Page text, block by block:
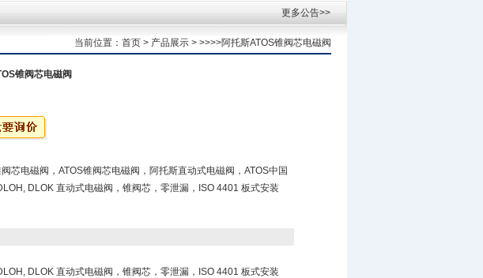
更多公告>>
当前位置： 首页 > 产品展示 > >>>>阿托斯ATOS锥阀芯电磁阀
锥阀芯电磁阀
阀芯电磁阀，ATOS锥阀芯电磁阀，阿托斯直动式电磁阀，ATOS中国
DLOK 直动式电磁阀，锥阀芯，零泄漏，ISO 4401 板式安装
DLOK 直动式电磁阀，锥阀芯，零泄漏，ISO 4401 板式安装